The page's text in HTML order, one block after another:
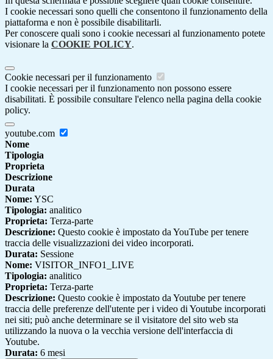
I cookie necessari sono quelli che consentono il funzionamento della
piattaforma e non è possibile disabilitarli.
Per conoscere quali sono i cookie necessari al funzionamento potete
visionare la COOKIE POLICY.
Cookie necessari per il funzionamento
I cookie necessari per il funzionamento non possono essere
disabilitati. È possibile consultare l'elenco nella pagina della cookie
policy.
youtube.com
Nome
Tipologia
Proprieta
Descrizione
Durata
Nome: YSC
Tipologia: analitico
Proprieta: Terza-parte
Descrizione: Questo cookie è impostato da YouTube per tenere
traccia delle visualizzazioni dei video incorporati.
Durata: Sessione
Nome: VISITOR_INFO1_LIVE
Tipologia: analitico
Proprieta: Terza-parte
Descrizione: Questo cookie è impostato da Youtube per tenere
traccia delle preferenze dell'utente per i video di Youtube incorporati
nei siti; può anche determinare se il visitatore del sito web sta
utilizzando la nuova o la vecchia versione dell'interfaccia di
Youtube.
Durata: 6 mesi